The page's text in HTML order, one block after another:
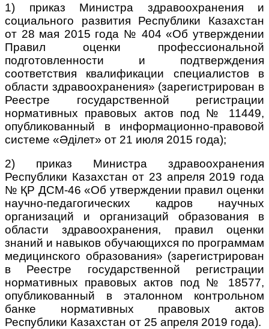
1) приказ Министра здравоохранения и
социального развития Республики Казахстан
от 28 мая 2015 года № 404 «Об утверждении
Правил оценки профессиональной
подготовленности и подтверждения
соответствия квалификации специалистов в
области здравоохранения» (зарегистрирован в
Реестре государственной регистрации
нормативных правовых актов под № 11449,
опубликованный в информационно-правовой
системе «Әділет» от 21 июля 2015 года);
2) приказ Министра здравоохранения
Республики Казахстан от 23 апреля 2019 года
№ ҚР ДСМ-46 «Об утверждении правил оценки
научно-педагогических кадров научных
организаций и организаций образования в
области здравоохранения, правил оценки
знаний и навыков обучающихся по программам
медицинского образования» (зарегистрирован
в Реестре государственной регистрации
нормативных правовых актов под № 18577,
опубликованный в эталонном контрольном
банке нормативных правовых актов
Республики Казахстан от 25 апреля 2019 года).